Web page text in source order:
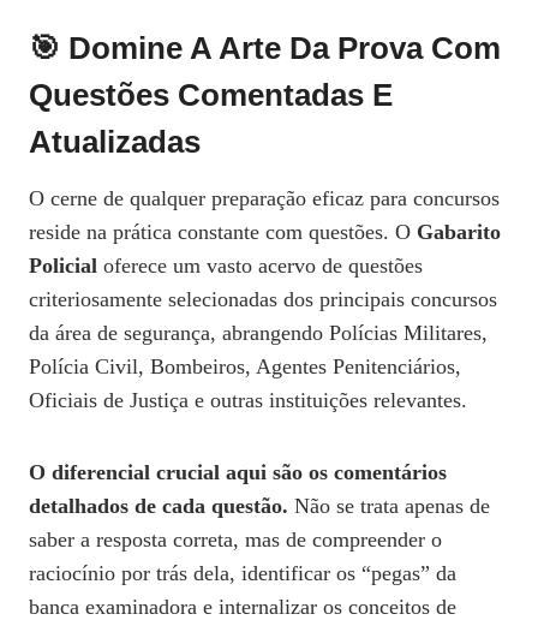
🎯 Domine A Arte Da Prova Com
Questões Comentadas E
Atualizadas
O cerne de qualquer preparação eficaz para concursos
reside na prática constante com questões. O Gabarito
Policial oferece um vasto acervo de questões
criteriosamente selecionadas dos principais concursos
da área de segurança, abrangendo Polícias Militares,
Polícia Civil, Bombeiros, Agentes Penitenciários,
Oficiais de Justiça e outras instituições relevantes.
O diferencial crucial aqui são os comentários
detalhados de cada questão. Não se trata apenas de
saber a resposta correta, mas de compreender o
raciocínio por trás dela, identificar os “pegas” da
banca examinadora e internalizar os conceitos de